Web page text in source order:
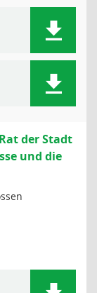
der Stadt
und die